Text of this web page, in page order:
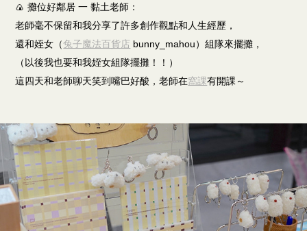
🍙 攤位好鄰居 一 黏土老師：
老師毫不保留和我分享了許多創作觀點和人生經歷，
還和姪女（兔子魔法百貨店 bunny_mahou）組隊來擺攤，
（以後我也要和我姪女組隊擺攤！！）
這四天和老師聊天笑到嘴巴好酸，老師在窩課有開課～